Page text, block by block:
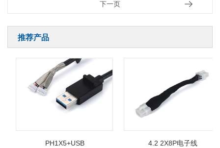
下一页
推荐产品
PH1X5+USB 4.2 2X8P电子线